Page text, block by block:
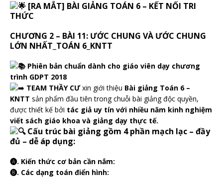
[RA MẮT] BÀI GIẢNG TOÁN 6 – KẾT NỐI TRI
THỨC
CHƯƠNG 2 – BÀI 11: ƯỚC CHUNG VÀ ƯỚC CHUNG
LỚN NHẤT_TOÁN 6_KNTT
Phiên bản chuẩn dành cho giáo viên dạy chương
trình GDPT 2018
TEAM THẦY CƯxin giới thiệu Bài giảng Toán 6 –
KNTT sản phẩm đầu tiên trong chuỗi bài giảng độc quyền,
được thiết kế bởi tác giả uy tín với nhiều năm kinh nghiệm
viết sách giáo khoa và giảng dạy thực tế.
Cấu trúc bài giảng gồm 4 phần mạch lạc – đầy
đủ – dễ áp dụng:
🅐. Kiến thức cơ bản cần nắm:
🅑. Các dạng toán điển hình: